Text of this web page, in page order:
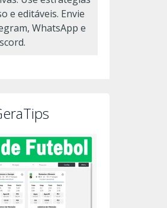
e editáveis. Envie
WhatsApp e